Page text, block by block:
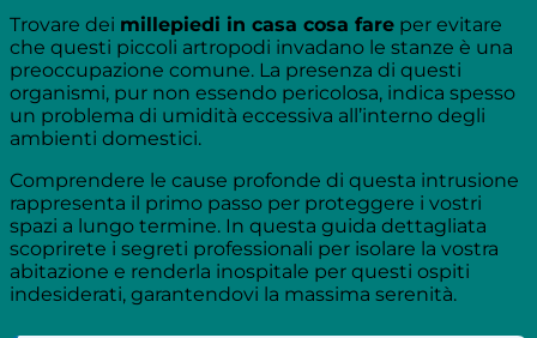
Trovare dei millepiedi in casa cosa fare per evitare
che questi piccoli artropodi invadano le stanze è una
preoccupazione comune. La presenza di questi
organismi, pur non essendo pericolosa, indica spesso
un problema di umidità eccessiva all’interno degli
ambienti domestici.
Comprendere le cause profonde di questa intrusione
rappresenta il primo passo per proteggere i vostri
spazi a lungo termine. In questa guida dettagliata
scoprirete i segreti professionali per isolare la vostra
abitazione e renderla inospitale per questi ospiti
indesiderati, garantendovi la massima serenità.